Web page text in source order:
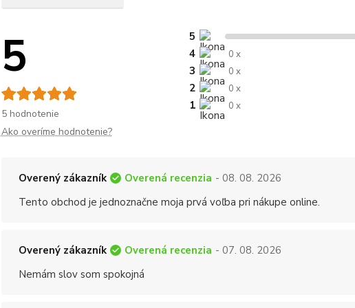
5
5 hodnotenie
5
4
0 x
3 0 x
2 0 x
1 0 x
Ako overíme hodnotenie?
Overený zákazník Overená recenzia - 08. 08. 2026
Tento obchod je jednoznačne moja prvá voľba pri nákupe online.
Overený zákazník Overená recenzia - 07. 08. 2026
Nemám slov som spokojná